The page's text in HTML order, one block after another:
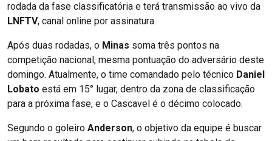
rodada da fase classificatória e terá transmissão ao vivo da
LNFTV, canal online por assinatura.
Após duas rodadas, o Minas soma três pontos na
competição nacional, mesma pontuação do adversário deste
domingo. Atualmente, o time comandado pelo técnico Daniel
Lobato está em 15° lugar, dentro da zona de classificação
para a próxima fase, e o Cascavel é o décimo colocado.
Segundo o goleiro Anderson, o objetivo da equipe é buscar